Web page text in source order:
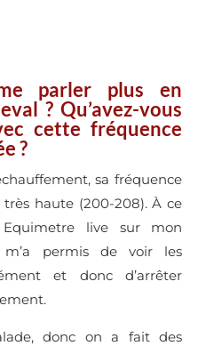
parler plus en
? Qu’avez-vous
cette fréquence
?
sa fréquence
haute (200-208). À ce
Equimetre live sur mon
permis de voir les
et donc d’arrêter
donc on a fait des